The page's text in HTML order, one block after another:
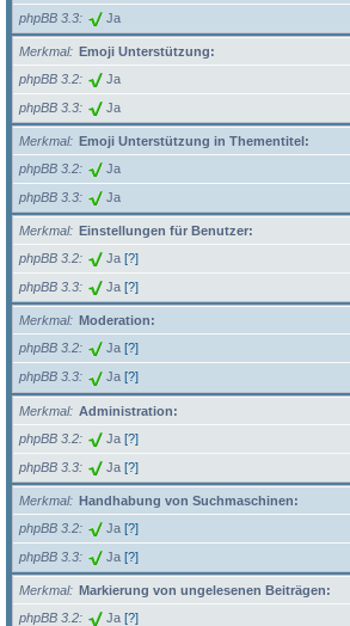
phpBB 3.3 Ja
Merkmal
Emoji Unterstützung:
phpBB 3.2
Ja
phpBB 3.3 Ja
Merkmal
Emoji Unterstützung in Thementitel:
phpBB 3.2
Ja
phpBB 3.3 Ja
Merkmal
Einstellungen für Benutzer:
phpBB 3.2
Ja [?]
phpBB 3.3 Ja [?]
Merkmal
Moderation:
phpBB 3.2
Ja [?]
phpBB 3.3 Ja [?]
Merkmal
Administration:
phpBB 3.2
Ja [?]
phpBB 3.3 Ja [?]
Merkmal
Handhabung von Suchmaschinen:
phpBB 3.2
Ja [?]
phpBB 3.3 Ja [?]
Merkmal
Markierung von ungelesenen Beiträgen:
phpBB 3.2
Ja [?]